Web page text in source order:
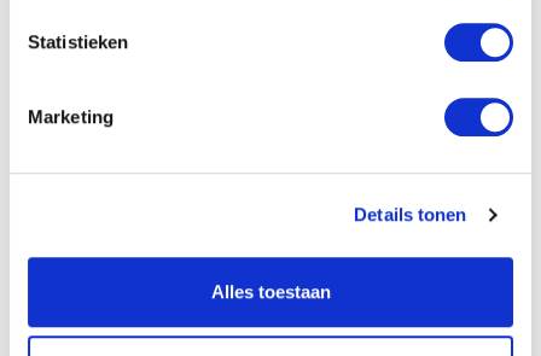
Statistieken
Marketing
Details tonen
Alles toestaan
Klantenservice
Wij zijn te bereiken op maandag t/m vrijdag,
van 09.00 tot 11.00 uur en 15.00 tot 17.00